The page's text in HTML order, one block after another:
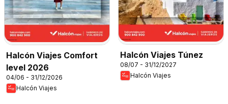
Halcón Viajes Comfort
level 2026
04/06 - 31/12/2026
Halcón Viajes
Halcón Viajes Túnez
08/07 - 31/12/2027
Halcón Viajes